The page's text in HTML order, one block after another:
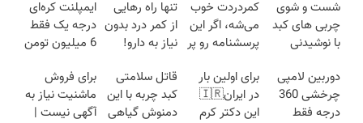
شست و شوی
چربی های کبد
با نوشیدنی
کمردردت خوب
می‌شه، اگر این
پرسشنامه رو پر
تنها راه رهایی
از کمر درد بدون
نیاز به دارو!
ایمپلنت کره‌ای
درجه یک فقط
6 میلیون تومن
دوربین لامپی
چرخشی 360
درجه فقط
برای اولین بار
در ایران🇮🇷
این دکتر کرم
قاتل سلامتی
کبد چربه با این
دمنوش گیاهی
برای فروش
ماشنیت نیاز به
آگهی نیست |